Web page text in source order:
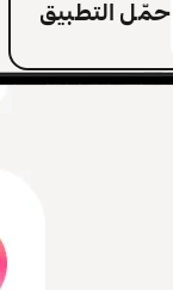
حمّل التطبيق